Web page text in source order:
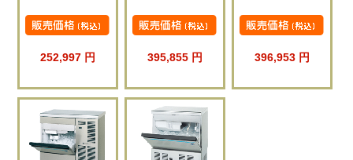
252,997 円 395,855 円 396,953 円